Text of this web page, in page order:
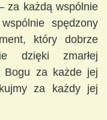
za każdą wspólnie
spędzony
który dobrze
dzięki zmarłej
Bogu za każde jej
za każdy jej